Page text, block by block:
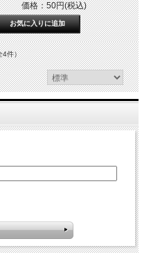
価格：50円(税込)
4件）